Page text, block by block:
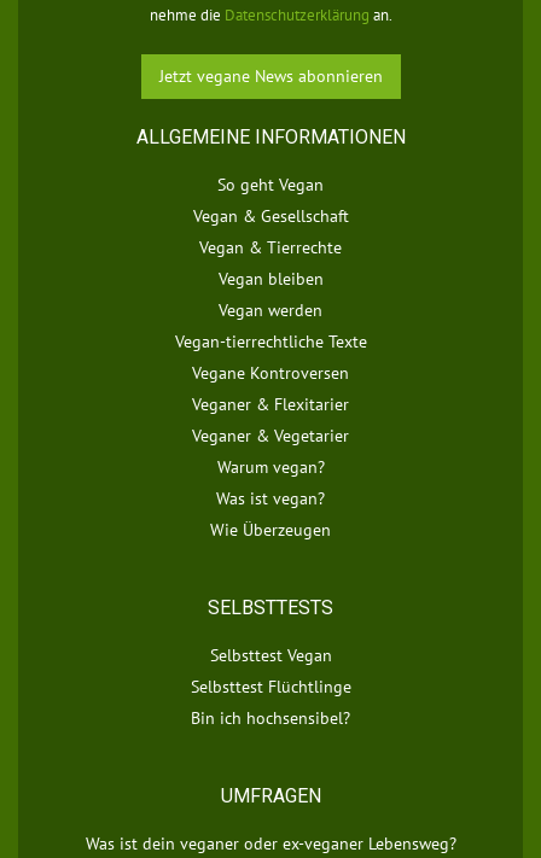
nehme die Datenschutzerklärung an.
ALLGEMEINE INFORMATIONEN
So geht Vegan
Vegan & Gesellschaft
Vegan & Tierrechte
Vegan bleiben
Vegan werden
Vegan-tierrechtliche Texte
Vegane Kontroversen
Veganer & Flexitarier
Veganer & Vegetarier
Warum vegan?
Was ist vegan?
Wie Überzeugen
SELBSTTESTS
Selbsttest Vegan
Selbsttest Flüchtlinge
Bin ich hochsensibel?
UMFRAGEN
Was ist dein veganer oder ex-veganer Lebensweg?